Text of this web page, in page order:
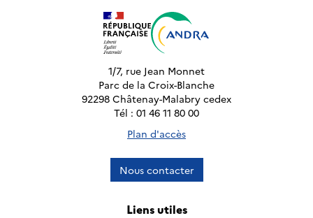
1/7, rue Jean Monnet
Parc de la Croix-Blanche
92298 Châtenay-Malabry cedex
Tél : 01 46 11 80 00
Plan d'accès
Nous contacter
Liens utiles